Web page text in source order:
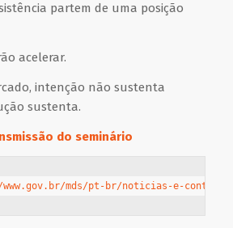
partem de uma posição
acelerar.
intenção não sustenta
sustenta.
do seminário
mds/pt-br/noticias-e-